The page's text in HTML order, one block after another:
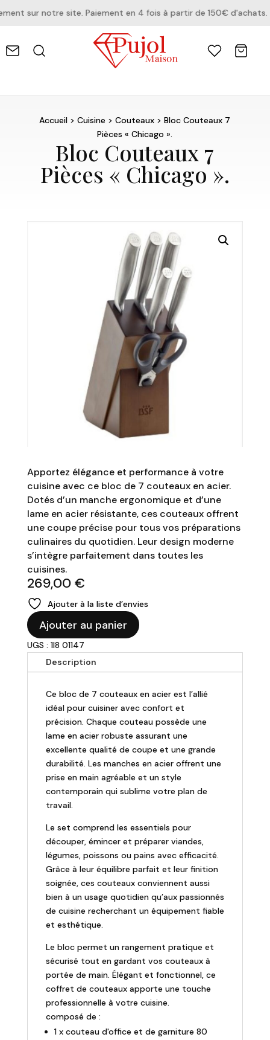
sur notre site. Paiement en 4 fois à partir de 150€ d'achats.
Accueil >Cuisine >Couteaux > Bloc Couteaux 7
Pièces « Chicago ».
Bloc Couteaux 7
Pièces « Chicago ».
Apportez élégance et performance à votre
cuisine avec ce bloc de 7 couteaux en acier.
Dotés d’un manche ergonomique et d’une
lame en acier résistante, ces couteaux offrent
une coupe précise pour tous vos préparations
culinaires du quotidien. Leur design moderne
s’intègre parfaitement dans toutes les
cuisines.
269,00 €
Ajouter à la liste d’envies
quantité
de
Bloc
Couteaux
7
Ajouter au panier
UGS : 1I8 01147
Description
Ce bloc de 7 couteaux en acier est l’allié
idéal pour cuisiner avec confort et
précision. Chaque couteau possède une
lame en acier robuste assurant une
excellente qualité de coupe et une grande
durabilité. Les manches en acier offrent une
prise en main agréable et un style
contemporain qui sublime votre plan de
travail.
Le set comprend les essentiels pour
découper, émincer et préparer viandes,
légumes, poissons ou pains avec efficacité.
Grâce à leur équilibre parfait et leur finition
soignée, ces couteaux conviennent aussi
bien à un usage quotidien qu’aux passionnés
de cuisine recherchant un équipement fiable
et esthétique.
Le bloc permet un rangement pratique et
sécurisé tout en gardant vos couteaux à
portée de main. Élégant et fonctionnel, ce
coffret de couteaux apporte une touche
professionnelle à votre cuisine.
composé de :
1 x couteau d'office et de garniture 80